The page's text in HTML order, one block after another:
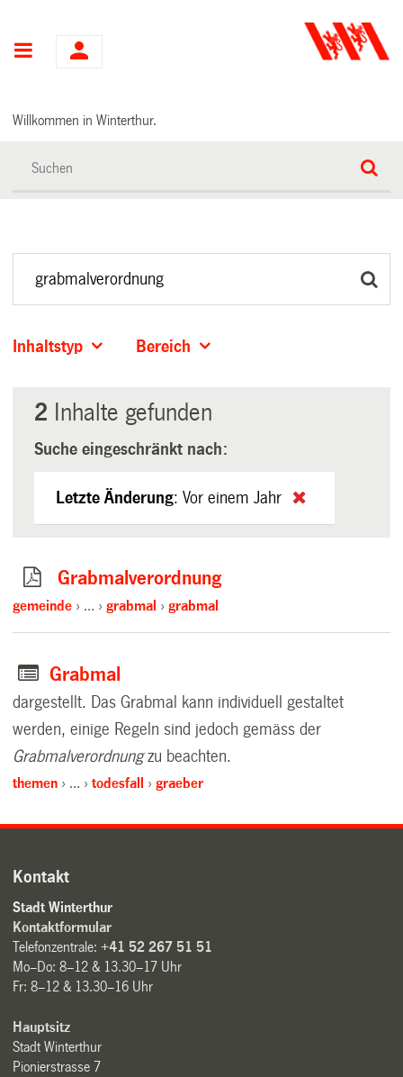
Hauptnavigation
Willkommen in Winterthur.
Inhaltstyp Bereich
2 Inhalte gefunden
Suche eingeschränkt nach:
Letzte Änderung:Vor einem Jahr
Grabmalverordnung
gemeinde … grabmal grabmal
Grabmal
dargestellt. Das Grabmal kann individuell gestaltet
werden, einige Regeln sind jedoch gemäss der
Grabmalverordnungzu beachten.
themen … todesfall graeber
Kontakt
Stadt Winterthur
Kontaktformular
Telefonzentrale:+41 52 267 51 51
Mo–Do: 8–12 & 13.30–17 Uhr
Fr: 8–12 & 13.30–16 Uhr
Hauptsitz
Stadt Winterthur
Pionierstrasse 7